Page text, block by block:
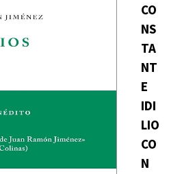
CO
NS
TA
NT
E
IDI
LIO
CO
N